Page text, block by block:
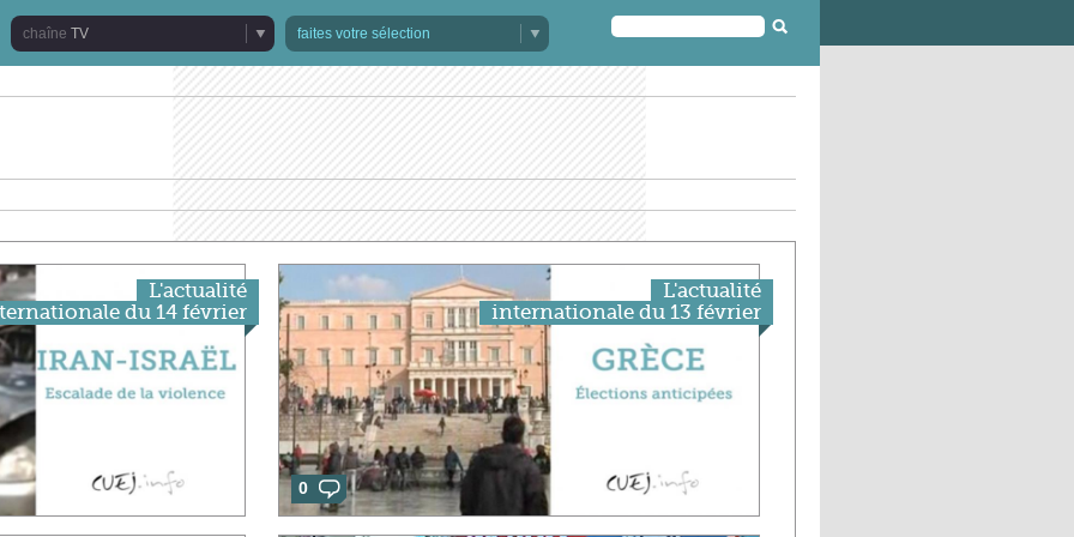
TV
faites votre sélection
FORMULAIRE
DE
RECHERCHE
L'actualité
du 14 février
L'actualité
internationale du 13 février
0